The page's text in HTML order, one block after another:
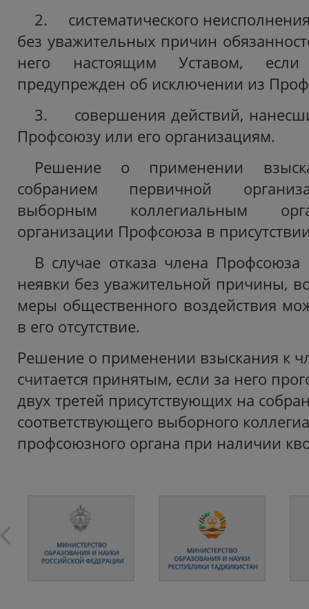
2. систематического
без уважительных причин
него настоящим Уставом,
предупрежден об исключении из
3. совершения действий,
Профсоюзу или его организациям.
Решение о применении
собранием первичной
выборным коллегиальным
организации Профсоюза в
В случае отказа члена Профсоюза
неявки без уважительной причины,
меры общественного воздействия
в его отсутствие.
Решение о применении взыскания к
считается принятым, если за него
двух третей присутствующих на
соответствующего выборного
профсоюзного органа при наличии